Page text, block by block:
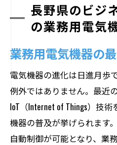
長野県のビジ
の業務用電気
業務用電気機器の
電気機器の進化は日進月歩
例外ではありません。最近
IoT（Internet of Things）技
機器の普及が挙げられます
自動制御が可能となり、業